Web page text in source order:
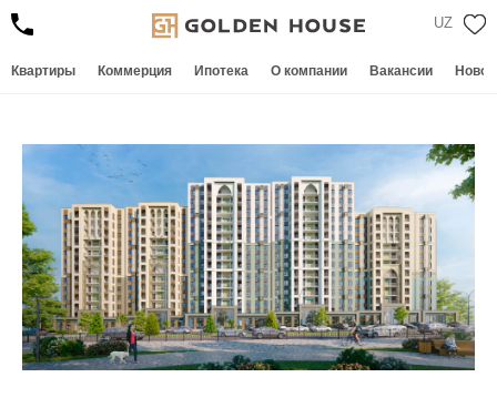
Квартиры Коммерция Ипотека О компании Вакансии
UZ